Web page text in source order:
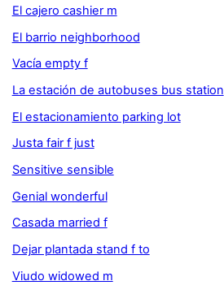
El cajero cashier m
El barrio neighborhood
Vacía empty f
La estación de autobuses bus station
El estacionamiento parking lot
Justa fair f just
Sensitive sensible
Genial wonderful
Casada married f
Dejar plantada stand f to
Viudo widowed m